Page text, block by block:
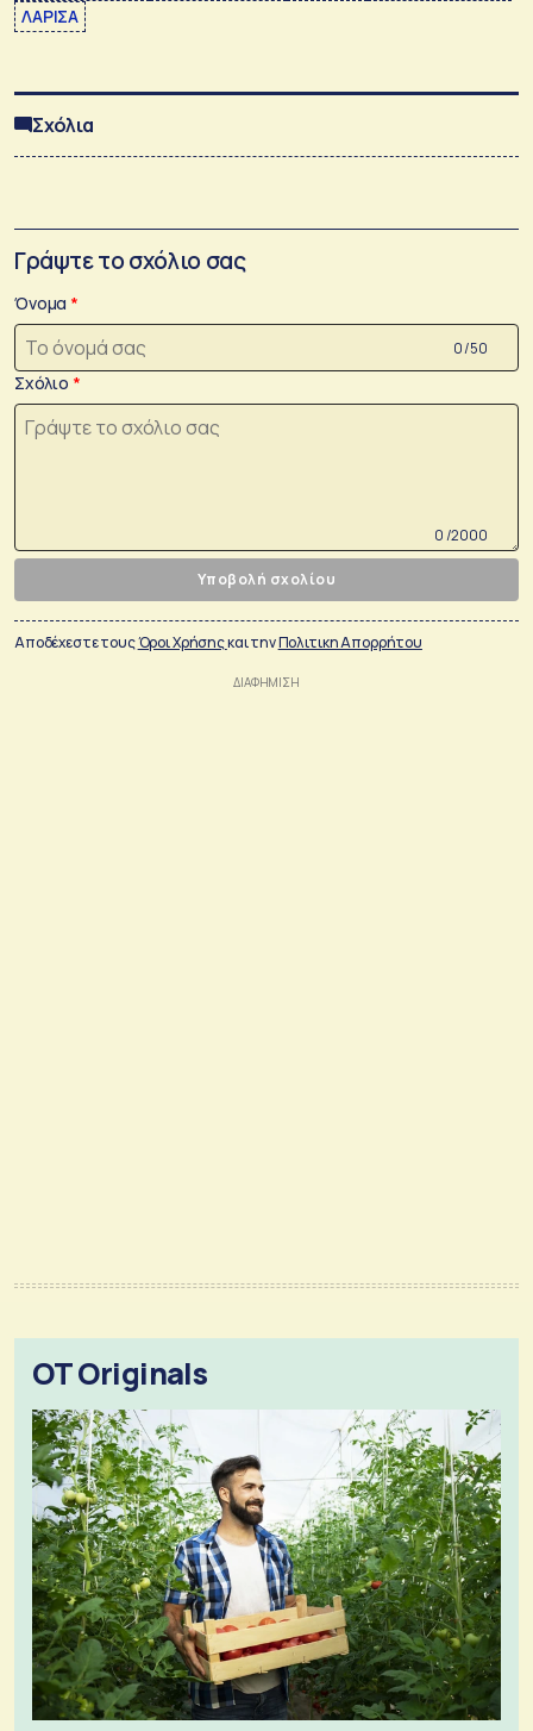
ΛΑΡΙΣΑ
Σχόλια
Γράψτε το σχόλιο σας
Όνομα
0 /50
Σχόλιο
0 /2000
Υποβολή σχολίου
Αποδέχεστε τουςΌροι Χρήσηςκαι τηνΠολιτικη Απορρήτου
OT Originals